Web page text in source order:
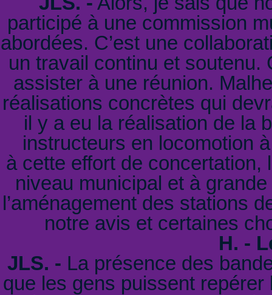
participé à une commission
abordées. C’est une
un travail continu et soutenu.
assister à une réunion.
réalisations concrètes qui
il y a eu la réalisation de la
instructeurs en locomotion
à cette effort de
niveau municipal et à
l’aménagement des stations
notre avis et certaines
H. -
JLS. - La présence des
que les gens puissent repérer